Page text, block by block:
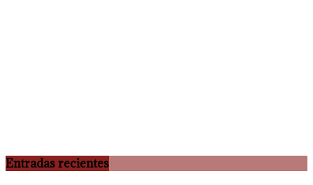
Entradas recientes